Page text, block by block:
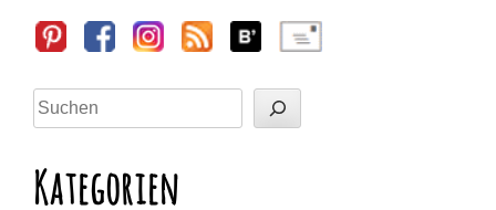
Sidebar
Suchen
Kategorien